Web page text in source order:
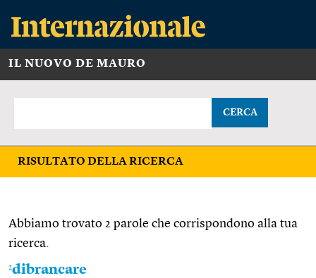
IL NUOVO DE MAURO
CERCA
RISULTATO DELLA RICERCA
Abbiamo trovato 2 parole che corrispondono alla tua
ricerca.
2dibrancare